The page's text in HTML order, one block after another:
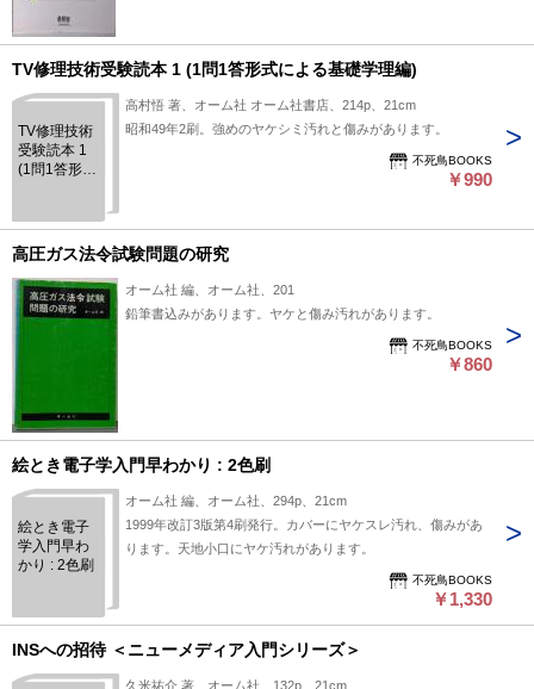
TV修理技術受験読本 1 (1問1答形式による基礎学理編)
TV修理技術
受験読本 1
(1問1答形式
高村悟 著、オーム社 オーム社書店、214p、21cm
昭和49年2刷。強めのヤケシミ汚れと傷みがあります。
不死鳥BOOKS
￥990
高圧ガス法令試験問題の研究
オーム社 編、オーム社、201
鉛筆書込みがあります。ヤケと傷み汚れがあります。
不死鳥BOOKS
￥860
絵とき電子学入門早わかり : 2色刷
絵とき電子
学入門早わ
かり : 2色刷
オーム社 編、オーム社、294p、21cm
1999年改訂3版第4刷発行。カバーにヤケスレ汚れ、傷みがあ
ります。天地小口にヤケ汚れがあります。
不死鳥BOOKS
￥1,330
INSへの招待 ＜ニューメディア入門シリーズ＞
久米祐介 著、オーム社、132p、21cm